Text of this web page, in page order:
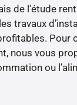
de l’étude
travaux
Pour
nous vous
ou